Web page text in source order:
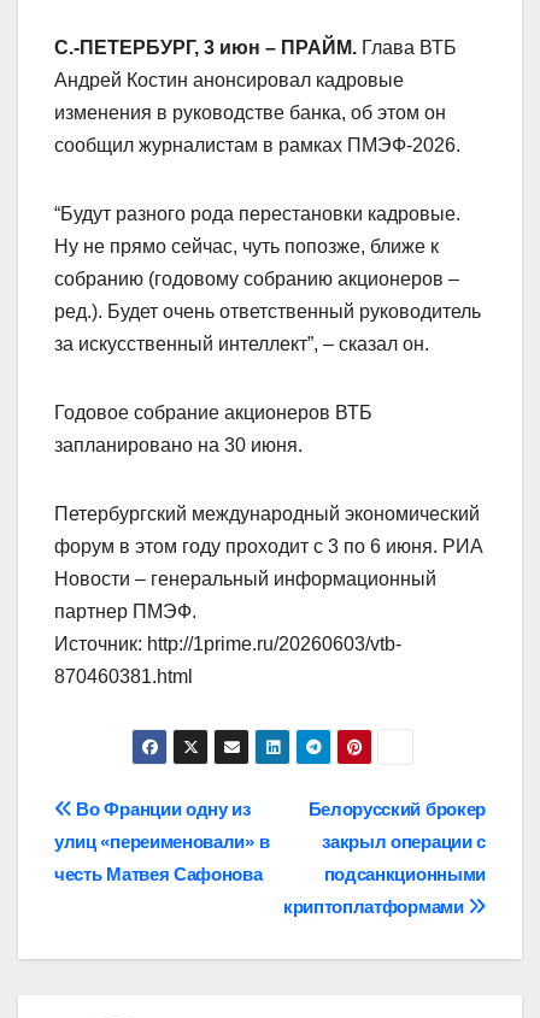
С.-ПЕТЕРБУРГ, 3 июн – ПРАЙМ. Глава ВТБ
Андрей Костин анонсировал кадровые
изменения в руководстве банка, об этом он
сообщил журналистам в рамках ПМЭФ-2026.
“Будут разного рода перестановки кадровые.
Ну не прямо сейчас, чуть попозже, ближе к
собранию (годовому собранию акционеров –
ред.). Будет очень ответственный руководитель
за искусственный интеллект”, – сказал он.
Годовое собрание акционеров ВТБ
запланировано на 30 июня.
Петербургский международный экономический
форум в этом году проходит с 3 по 6 июня. РИА
Новости – генеральный информационный
партнер ПМЭФ.
Источник: http://1prime.ru/20260603/vtb-
870460381.html
Навигация
по
Белорусский брокер
закрыл операции с
подсанкционными
криптоплатформами
Во Франции одну из
улиц «переименовали» в
честь Матвея Сафонова